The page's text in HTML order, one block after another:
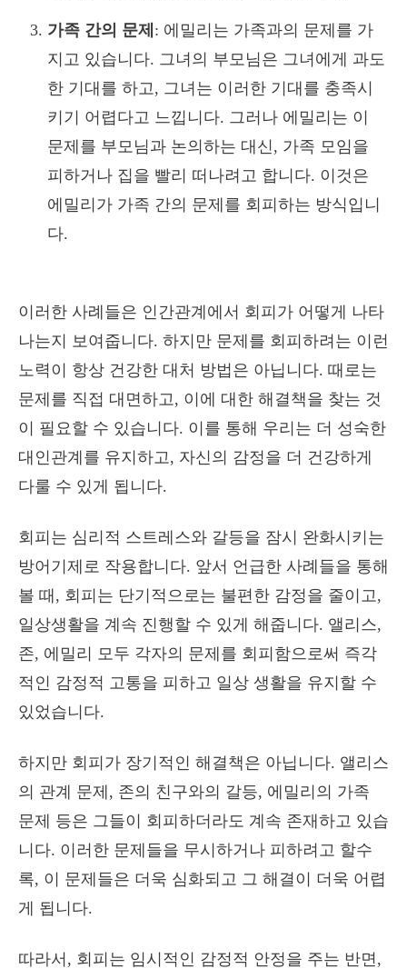
가족 간의 문제 : 에밀리는 가족과의 문제를 가
지고 있습니다. 그녀의 부모님은 그녀에게 과도
한 기대를 하고, 그녀는 이러한 기대를 충족시
키기 어렵다고 느낍니다. 그러나 에밀리는 이
문제를 부모님과 논의하는 대신, 가족 모임을
피하거나 집을 빨리 떠나려고 합니다. 이것은
에밀리가 가족 간의 문제를 회피하는 방식입니
다.
이러한 사례들은 인간관계에서 회피가 어떻게 나타
나는지 보여줍니다. 하지만 문제를 회피하려는 이런
노력이 항상 건강한 대처 방법은 아닙니다. 때로는
문제를 직접 대면하고, 이에 대한 해결책을 찾는 것
이 필요할 수 있습니다. 이를 통해 우리는 더 성숙한
대인관계를 유지하고, 자신의 감정을 더 건강하게
다룰 수 있게 됩니다.
회피는 심리적 스트레스와 갈등을 잠시 완화시키는
방어기제로 작용합니다. 앞서 언급한 사례들을 통해
볼 때, 회피는 단기적으로는 불편한 감정을 줄이고,
일상생활을 계속 진행할 수 있게 해줍니다. 앨리스,
존, 에밀리 모두 각자의 문제를 회피함으로써 즉각
적인 감정적 고통을 피하고 일상 생활을 유지할 수
있었습니다.
하지만 회피가 장기적인 해결책은 아닙니다. 앨리스
의 관계 문제, 존의 친구와의 갈등, 에밀리의 가족
문제 등은 그들이 회피하더라도 계속 존재하고 있습
니다. 이러한 문제들을 무시하거나 피하려고 할수
록, 이 문제들은 더욱 심화되고 그 해결이 더욱 어렵
게 됩니다.
따라서, 회피는 임시적인 감정적 안정을 주는 반면,